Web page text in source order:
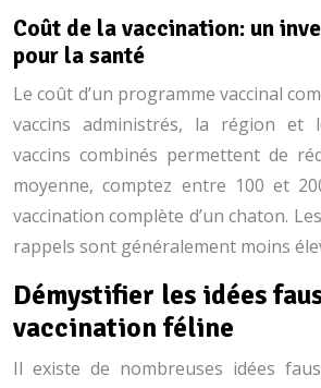
Coût de la vaccination: un
pour la santé
Le coût d’un programme vaccinal
vaccins administrés, la région et
vaccins combinés permettent de
moyenne, comptez entre 100 et
vaccination complète d’un chaton.
rappels sont généralement moins
Démystifier les idées
vaccination féline
Il existe de nombreuses idées